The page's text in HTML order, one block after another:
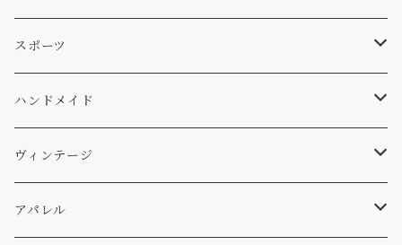
ステッカー
バッグ
パンツ
パーカー・トレーナー
スキー
DOGS
WEAR
Four My Self
Ten
アメリカ軍払い下げ
...mura
マット、シート
エアフレッシュナー
小物
ヘルメット
ファニチャー
キッチン
スリーピング
小物
スポーツ
サーフ
スキー
ハンドメイド
ステッカー
ワッペン
ヴィンテージ
ワッペン
アパレル